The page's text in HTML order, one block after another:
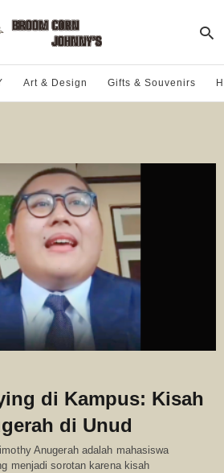
Art & Design Gifts & Souvenirs
di Kampus: Kisah
di Unud
Anugerah adalah mahasiswa
menjadi sorotan karena kisah